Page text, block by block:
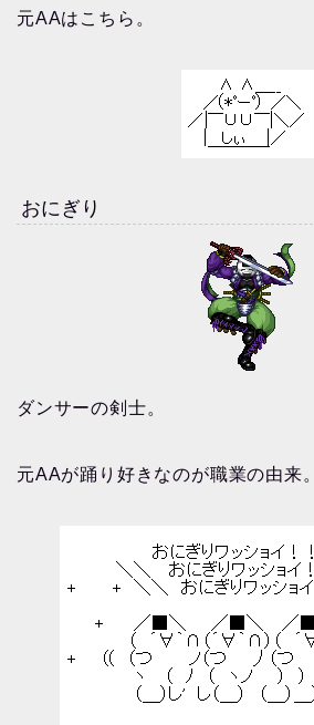
元AAはこちら。
おにぎり
ダンサーの剣士。
元AAが踊り好きなのが職業の由来。